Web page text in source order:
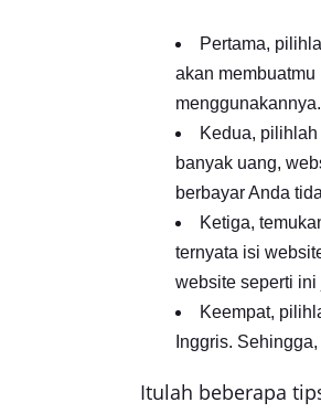
Pertama,
akan
menggunakannya.
Kedua,
banyak uang,
berbayar Anda
Ketiga,
ternyata isi
website seperti
Keempat,
Inggris.
Itulah beberapa